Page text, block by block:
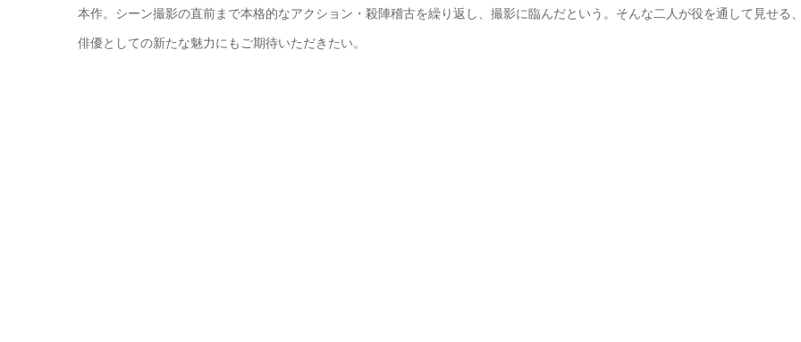
本作。シーン撮影の直前まで本格的なアクション・殺陣稽古を繰り返し、撮影に臨んだという。そんな二人が役を通して見せる、
俳優としての新たな魅力にもご期待いただきたい。